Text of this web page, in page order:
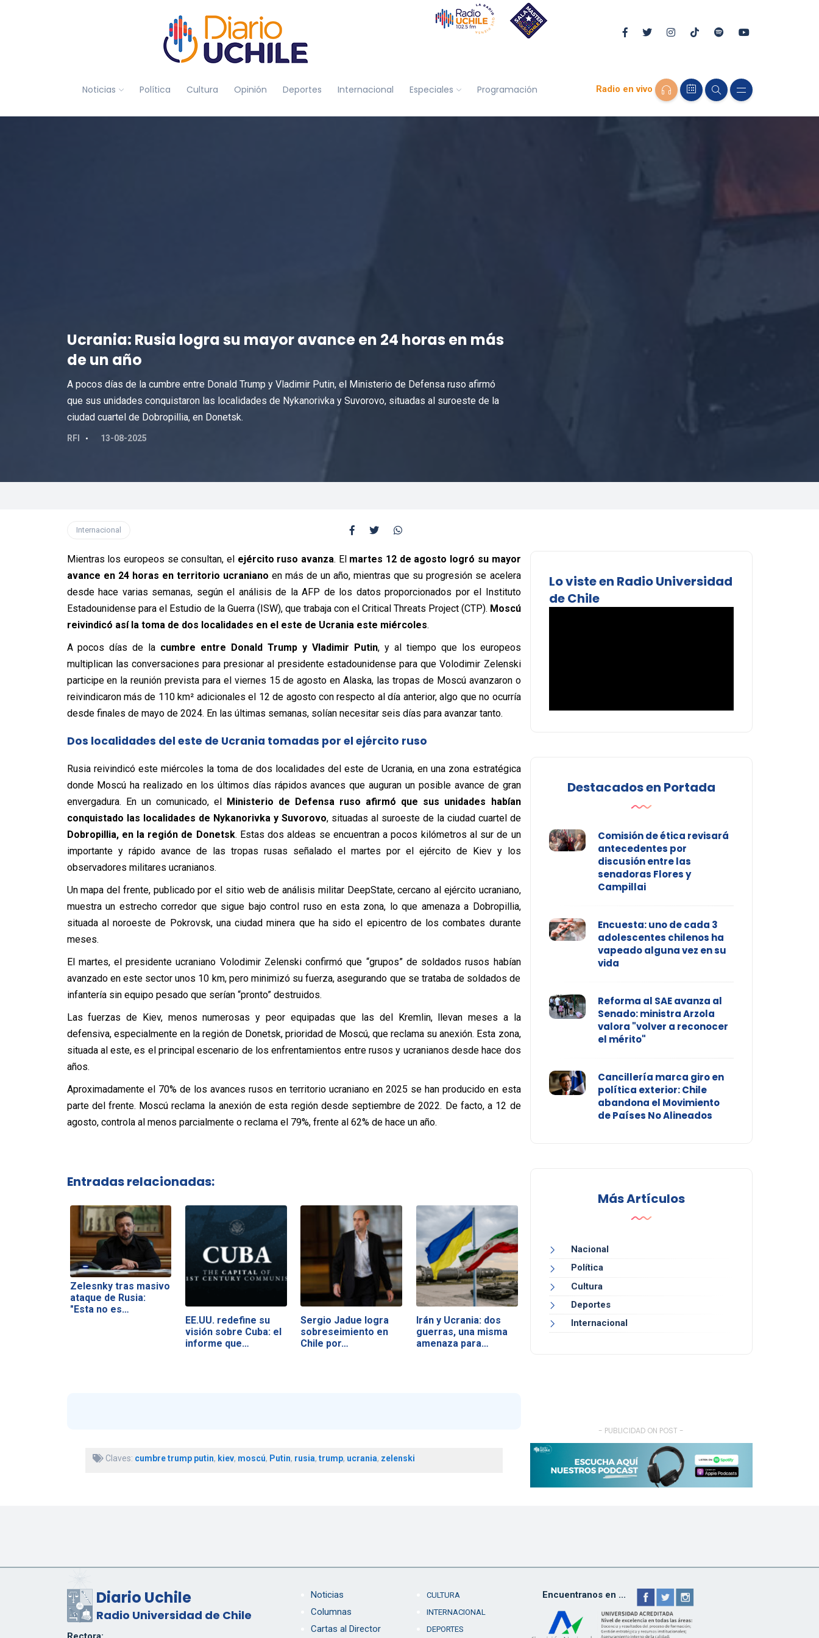
Noticias Política Cultura Opinión Deportes Internacional Especiales Programación Radio en vivo
Ucrania: Rusia logra su mayor avance en 24 horas en más
de un año
A pocos días de la cumbre entre Donald Trump y Vladimir Putin, el Ministerio de Defensa ruso afirmó
que sus unidades conquistaron las localidades de Nykanorivka y Suvorovo, situadas al suroeste de la
ciudad cuartel de Dobropillia, en Donetsk.
RFI 13-08-2025
Internacional
Mientras los europeos se consultan, el ejército ruso avanza. El martes 12 de agosto logró su mayor
avance en 24 horas en territorio ucraniano en más de un año, mientras que su progresión se acelera
desde hace varias semanas, según el análisis de la AFP de los datos proporcionados por el Instituto
Estadounidense para el Estudio de la Guerra (ISW), que trabaja con el Critical Threats Project (CTP). Moscú
reivindicó así la toma de dos localidades en el este de Ucrania este miércoles.
A pocos días de la cumbre entre Donald Trump y Vladimir Putin, y al tiempo que los europeos
multiplican las conversaciones para presionar al presidente estadounidense para que Volodimir Zelenski
participe en la reunión prevista para el viernes 15 de agosto en Alaska, las tropas de Moscú avanzaron o
reivindicaron más de 110 km² adicionales el 12 de agosto con respecto al día anterior, algo que no ocurría
desde finales de mayo de 2024. En las últimas semanas, solían necesitar seis días para avanzar tanto.
Dos localidades del este de Ucrania tomadas por el ejército ruso
Rusia reivindicó este miércoles la toma de dos localidades del este de Ucrania, en una zona estratégica
donde Moscú ha realizado en los últimos días rápidos avances que auguran un posible avance de gran
envergadura. En un comunicado, el Ministerio de Defensa ruso afirmó que sus unidades habían
conquistado las localidades de Nykanorivka y Suvorovo, situadas al suroeste de la ciudad cuartel de
Dobropillia, en la región de Donetsk. Estas dos aldeas se encuentran a pocos kilómetros al sur de un
importante y rápido avance de las tropas rusas señalado el martes por el ejército de Kiev y los
observadores militares ucranianos.
Un mapa del frente, publicado por el sitio web de análisis militar DeepState, cercano al ejército ucraniano,
muestra un estrecho corredor que sigue bajo control ruso en esta zona, lo que amenaza a Dobropillia,
situada al noroeste de Pokrovsk, una ciudad minera que ha sido el epicentro de los combates durante
meses.
El martes, el presidente ucraniano Volodimir Zelenski confirmó que “grupos” de soldados rusos habían
avanzado en este sector unos 10 km, pero minimizó su fuerza, asegurando que se trataba de soldados de
infantería sin equipo pesado que serían “pronto” destruidos.
Las fuerzas de Kiev, menos numerosas y peor equipadas que las del Kremlin, llevan meses a la
defensiva, especialmente en la región de Donetsk, prioridad de Moscú, que reclama su anexión. Esta zona,
situada al este, es el principal escenario de los enfrentamientos entre rusos y ucranianos desde hace dos
años.
Aproximadamente el 70% de los avances rusos en territorio ucraniano en 2025 se han producido en esta
parte del frente. Moscú reclama la anexión de esta región desde septiembre de 2022. De facto, a 12 de
agosto, controla al menos parcialmente o reclama el 79%, frente al 62% de hace un año.
Entradas relacionadas:
Zelesnky tras masivo
ataque de Rusia:
"Esta no es…
EE.UU. redefine su
visión sobre Cuba: el
informe que…
Sergio Jadue logra
sobreseimiento en
Chile por…
Irán y Ucrania: dos
guerras, una misma
amenaza para…
Claves: cumbre trump putin, kiev, moscú, Putin, rusia, trump, ucrania, zelenski
Lo viste en Radio Universidad
de Chile
Destacados en Portada
Comisión de ética revisará
antecedentes por
discusión entre las
senadoras Flores y
Campillai
Encuesta: uno de cada 3
adolescentes chilenos ha
vapeado alguna vez en su
vida
Reforma al SAE avanza al
Senado: ministra Arzola
valora "volver a reconocer
el mérito"
Cancillería marca giro en
política exterior: Chile
abandona el Movimiento
de Países No Alineados
Más Artículos
Nacional
Política
Cultura
Deportes
Internacional
- PUBLICIDAD ON POST -
Diario Uchile
Radio Universidad de Chile
Noticias
Columnas
Cartas al Director
CULTURA
INTERNACIONAL
DEPORTES
Encuentranos en ...